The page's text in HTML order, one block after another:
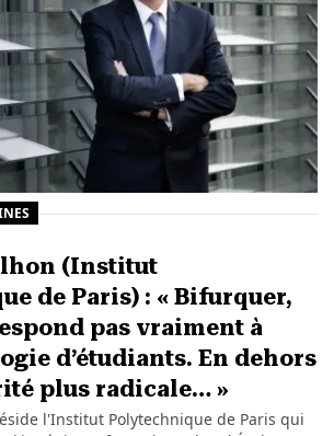
(Institut
de Paris) : « Bifurquer,
pas vraiment à
d’étudiants. En dehors
plus radicale… »
l'Institut Polytechnique de Paris qui